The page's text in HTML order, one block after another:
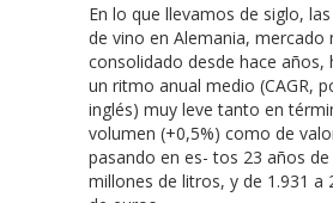
En lo que llevamos de siglo,
de vino en Alemania, mercado
consolidado desde hace años,
un ritmo anual medio (CAGR,
inglés) muy leve tanto en
volumen (+0,5%) como de
pasando en es- tos 23 años de
millones de litros, y de 1.931 a